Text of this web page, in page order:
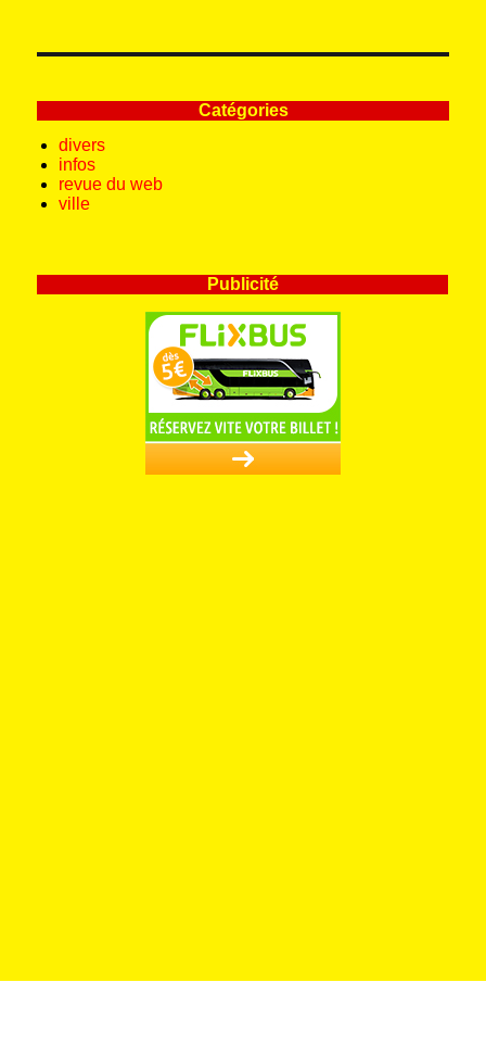
Catégories
divers
infos
revue du web
ville